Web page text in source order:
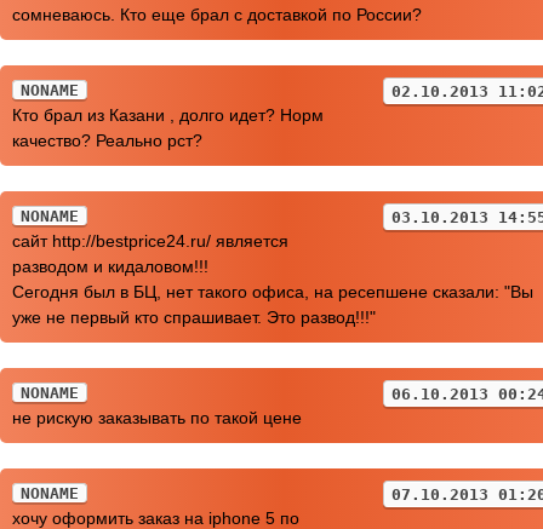
сомневаюсь. Кто еще брал с доставкой по России?
NONAME 02.10.2013
Кто брал из Казани , долго идет? Норм
качество? Реально рст?
NONAME 03.10.2013
сайт http://bestprice24.ru/ является
разводом и кидаловом!!!
Сегодня был в БЦ, нет такого офиса, на ресепшене сказали: "Вы
уже не первый кто спрашивает. Это развод!!!"
NONAME 06.10.2013
не рискую заказывать по такой цене
NONAME 07.10.2013
хочу оформить заказ на iphone 5 по